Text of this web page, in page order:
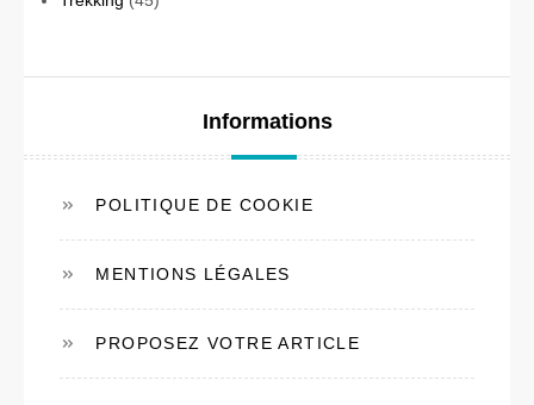
Informations
POLITIQUE DE COOKIE
MENTIONS LÉGALES
PROPOSEZ VOTRE ARTICLE